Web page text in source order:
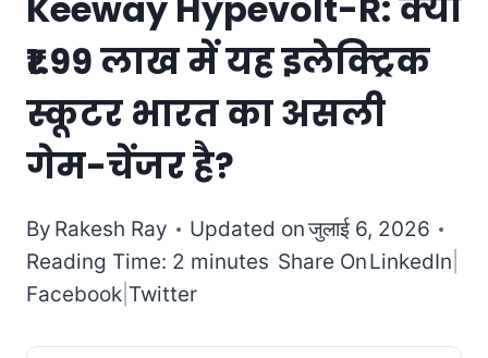
₹1.99 लाख में यह इलेक्ट्रिक
स्कूटर भारत का असली
गेम-चेंजर है?
By Rakesh Ray Updated onजुलाई 6, 2026
Reading Time: 2 minutes Share OnLinkedIn
Facebook Twitter